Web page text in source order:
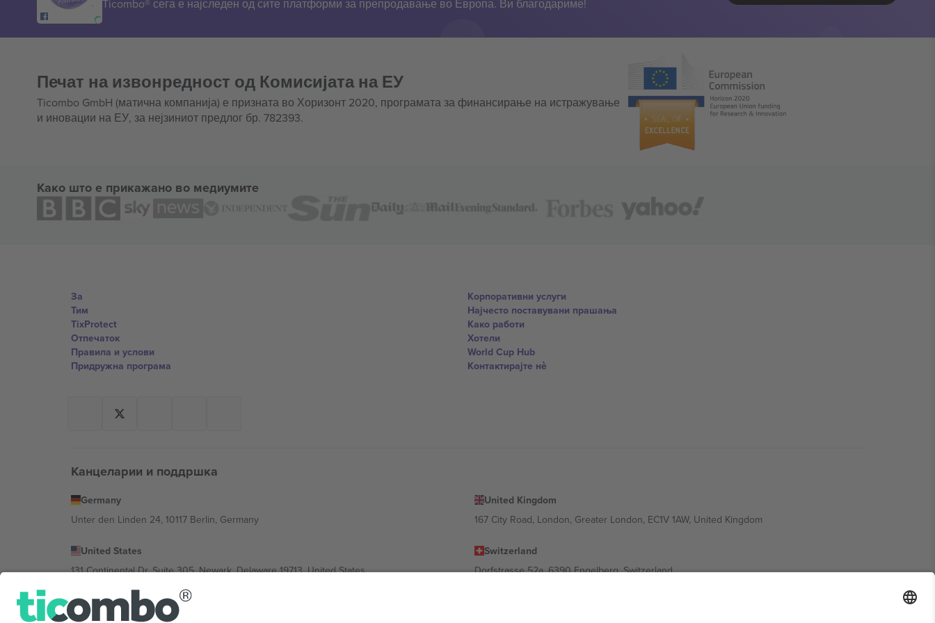
Ticombo® сега е најследен од сите платформи за препродавање во Европа. Ви благодариме!
Печат на извонредност од Комисијата на ЕУ
Ticombo GmbH (матична компанија) е призната во Хоризонт 2020, програмата за финансирање на истражување
и иновации на ЕУ, за нејзиниот предлог бр. 782393.
Како што е прикажано во медиумите
За
Тим
TixProtect
Отпечаток
Правила и услови
Придружна програма
Корпоративни услуги
Најчесто поставувани прашања
Како работи
Хотели
World Cup Hub
Контактирајте нѐ
Канцеларии и поддршка
Germany
Unter den Linden 24, 10117 Berlin, Germany
United Kingdom
167 City Road, London, Greater London, EC1V 1AW, United Kingdom
United States
131 Continental Dr, Suite 305, Newark, Delaware 19713, United States
Switzerland
Dorfstrasse 52a, 6390 Engelberg, Switzerland
Bulgaria